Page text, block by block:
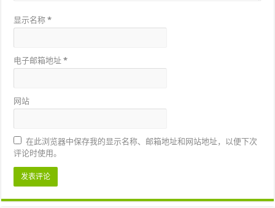
显示名称*
电子邮箱地址*
网站
在此浏览器中保存我的显示名称、邮箱地址和网站地址，以便下次
评论时使用。